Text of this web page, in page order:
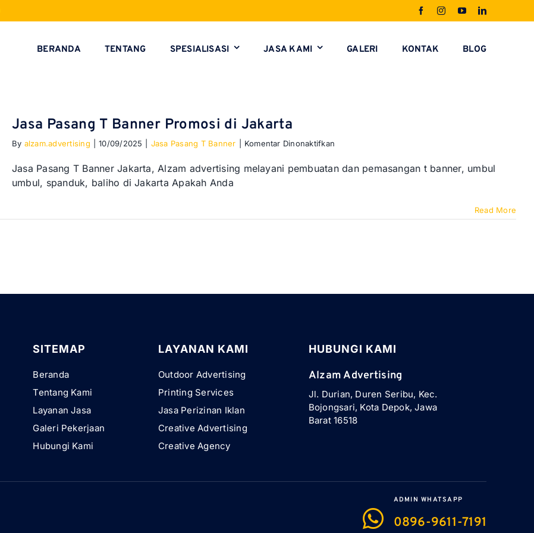
BERANDA TENTANG SPESIALISASI JASA KAMI GALERI KONTAK BLOG
Jasa Pasang T Banner Promosi di Jakarta
By alzam.advertising 10/09/2025 Jasa Pasang T Banner Komentar Dinonaktifkan
Pasang
Jakarta
Jasa Pasang T Banner Jakarta, Alzam advertising melayani pembuatan dan pemasangan t banner, umbul
umbul, spanduk, baliho di Jakarta Apakah Anda
Read More
SITEMAP
Beranda
Tentang Kami
Layanan Jasa
Galeri Pekerjaan
Hubungi Kami
LAYANAN KAMI
Outdoor Advertising
Printing Services
Jasa Perizinan Iklan
Creative Advertising
Creative Agency
HUBUNGI KAMI
Alzam Advertising
Jl. Durian, Duren Seribu, Kec.
Bojongsari, Kota Depok, Jawa
Barat 16518
ADMIN WHATSAPP
0896-9611-7191